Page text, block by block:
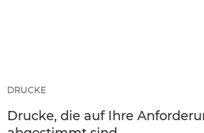
DRUCKE
Drucke, die auf Ihre